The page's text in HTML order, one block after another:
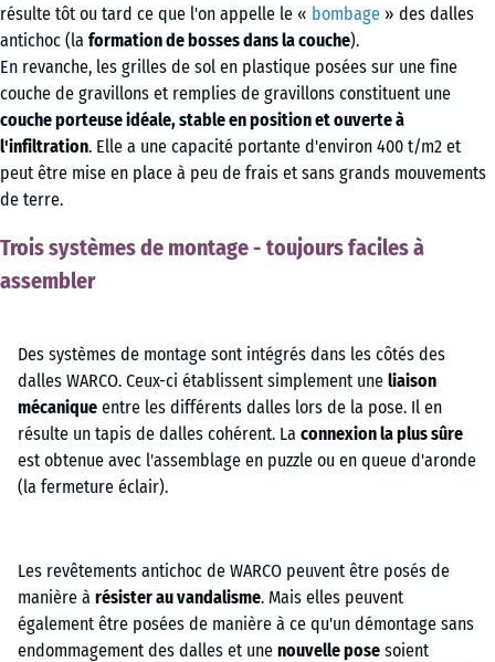
résulte tôt ou tard ce que l'on appelle le « bombage » des dalles
antichoc (la formation de bosses dans la couche).
En revanche, les grilles de sol en plastique posées sur une fine
couche de gravillons et remplies de gravillons constituent une
couche porteuse idéale, stable en position et ouverte à
l'infiltration. Elle a une capacité portante d'environ 400 t/m2 et
peut être mise en place à peu de frais et sans grands mouvements
de terre.
Trois systèmes de montage - toujours faciles à
assembler
Des systèmes de montage sont intégrés dans les côtés des
dalles WARCO. Ceux-ci établissent simplement une liaison
mécanique entre les différents dalles lors de la pose. Il en
résulte un tapis de dalles cohérent. La connexion la plus sûre
est obtenue avec l'assemblage en puzzle ou en queue d'aronde
(la fermeture éclair).
Les revêtements antichoc de WARCO peuvent être posés de
manière à résister au vandalisme. Mais elles peuvent
également être posées de manière à ce qu'un démontage sans
endommagement des dalles et une nouvelle pose soient